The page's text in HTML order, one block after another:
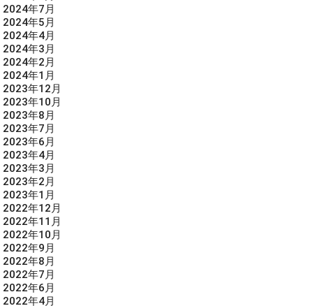
2024年7月
2024年5月
2024年4月
2024年3月
2024年2月
2024年1月
2023年12月
2023年10月
2023年8月
2023年7月
2023年6月
2023年4月
2023年3月
2023年2月
2023年1月
2022年12月
2022年11月
2022年10月
2022年9月
2022年8月
2022年7月
2022年6月
2022年4月